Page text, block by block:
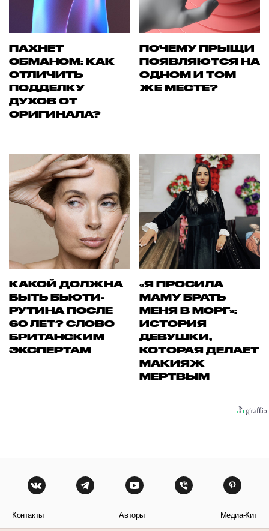
ПАХНЕТ
ОБМАНОМ: КАК
ОТЛИЧИТЬ
ПОДДЕЛКУ
ДУХОВ ОТ
ОРИГИНАЛА?
ПОЧЕМУ ПРЫЩИ
ПОЯВЛЯЮТСЯ НА
ОДНОМ И ТОМ
ЖЕ МЕСТЕ?
КАКОЙ ДОЛЖНА
БЫТЬ БЬЮТИ-
РУТИНА ПОСЛЕ
60 ЛЕТ? СЛОВО
БРИТАНСКИМ
ЭКСПЕРТАМ
«Я ПРОСИЛА
МАМУ БРАТЬ
МЕНЯ В МОРГ»:
ИСТОРИЯ
ДЕВУШКИ,
КОТОРАЯ ДЕЛАЕТ
МАКИЯЖ
МЕРТВЫМ
Контакты Авторы Медиа-Кит